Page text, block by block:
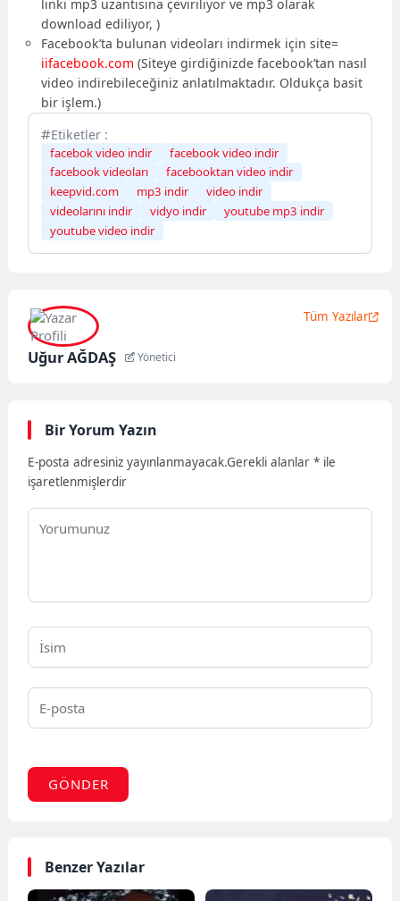
linki mp3 uzantısına çeviriliyor ve mp3 olarak
download ediliyor, )
Facebook’ta bulunan videoları indirmek için site=
iifacebook.com (Siteye girdiğinizde facebook’tan nasıl
video indirebileceğiniz anlatılmaktadır. Oldukça basit
bir işlem.)
Etiketler :
facebok video indir
facebook video indir
facebook videoları
facebooktan video indir
keepvid.com
mp3 indir
video indir
videolarını indir
vidyo indir
youtube mp3 indir
youtube video indir
Uğur AĞDAŞ Yönetici
Tüm Yazılar
Bir Yorum Yazın
E-posta adresiniz yayınlanmayacak.Gerekli alanlar* ile
işaretlenmişlerdir
GÖNDER
Benzer Yazılar